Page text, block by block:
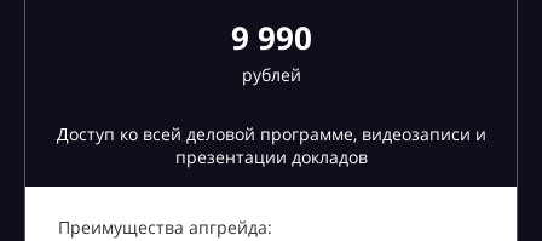
9 990
рублей
Доступ ко всей деловой программе, видеозаписи и
презентации докладов
Преимущества апгрейда: